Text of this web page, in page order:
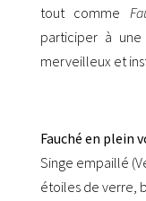
tout comme
participer à
merveilleux et
Fauché en plein
Singe empaillé
étoiles de verre,